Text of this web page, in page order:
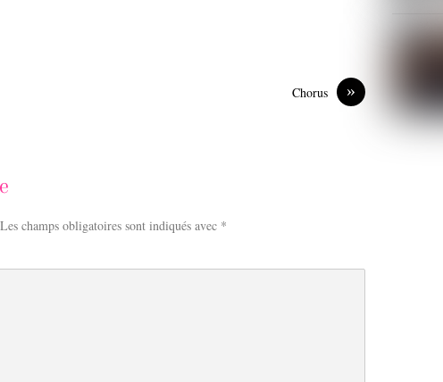
»
Chorus
Les champs obligatoires sont indiqués avec *